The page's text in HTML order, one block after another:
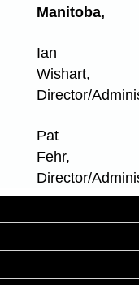
Manitoba,
Ian
Wishart,
Director/
Pat
Fehr,
Director/